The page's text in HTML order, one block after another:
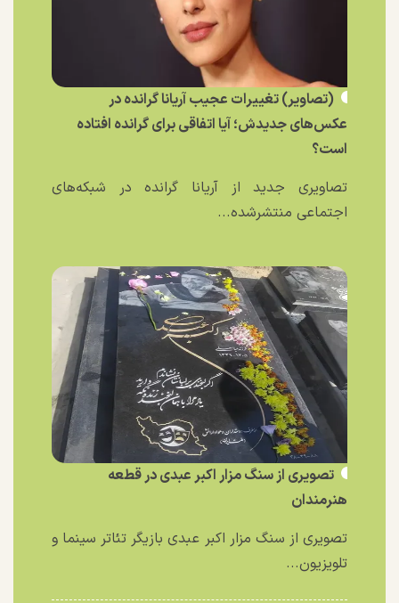
(تصاویر) تغییرات عجیب آریانا گرانده در
عکس‌های جدیدش؛ آیا اتفاقی برای گرانده افتاده
است؟
تصاویری جدید از آریانا گرانده در شبکه‌های
اجتماعی منتشرشده...
تصویری از سنگ مزار اکبر عبدی در قطعه
هنرمندان
تصویری از سنگ مزار اکبر عبدی بازیگر تئاتر سینما و
تلویزیون...